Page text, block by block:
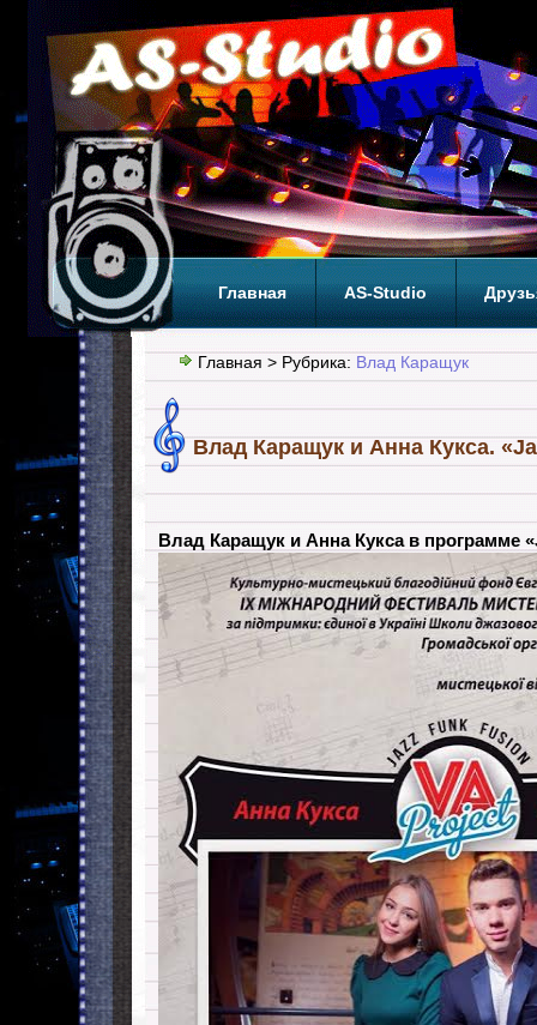
Главная AS-Studio
Теги ТОП
Главная > Рубрика: Влад Каращук
Влад Каращук и Анна Куксa.
Влад Каращук и Анна Куксa в программе